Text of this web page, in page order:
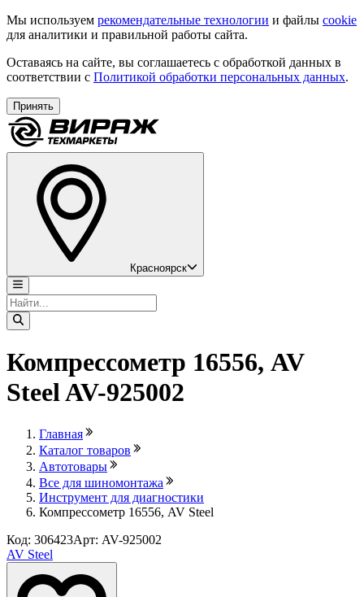
Мы используем рекомендательные технологии и файлы cookie
для аналитики и правильной работы сайта.
Оставаясь на сайте, вы соглашаетесь с обработкой данных в
соответствии с Политикой обработки персональных данных.
Принять
Красноярск
Компрессометр 16556, AV
Steel AV-925002
Главная
Каталог товаров
Автотовары
Все для шиномонтажа
Инструмент для диагностики
Компрессометр 16556, AV Steel
Код: 306423Арт: AV-925002
AV Steel